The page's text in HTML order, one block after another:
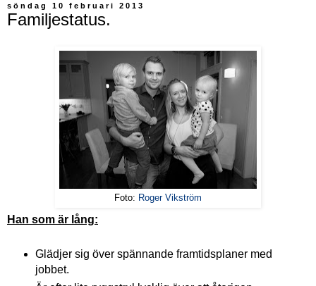
söndag 10 februari 2013
Familjestatus.
Foto: Roger Vikström
Han som är lång:
Glädjer sig över spännande framtidsplaner med
jobbet.